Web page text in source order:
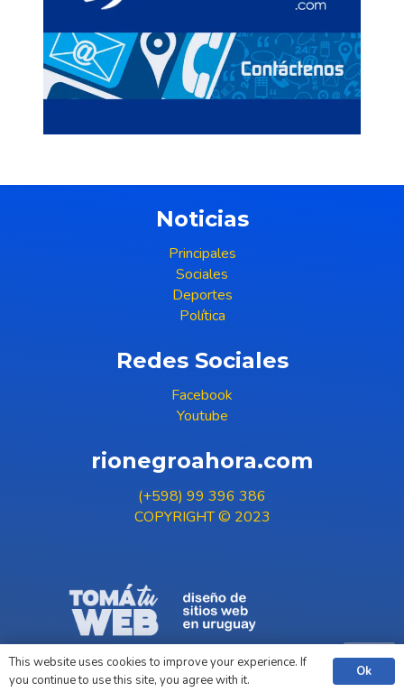
Noticias
Principales
Sociales
Deportes
Política
Redes Sociales
Facebook
Youtube
rionegroahora.com
(+598) 99 396 386
COPYRIGHT © 2023
This website uses cookies to improve your experience. If
you continue to use this site, you agree with it.
Ok